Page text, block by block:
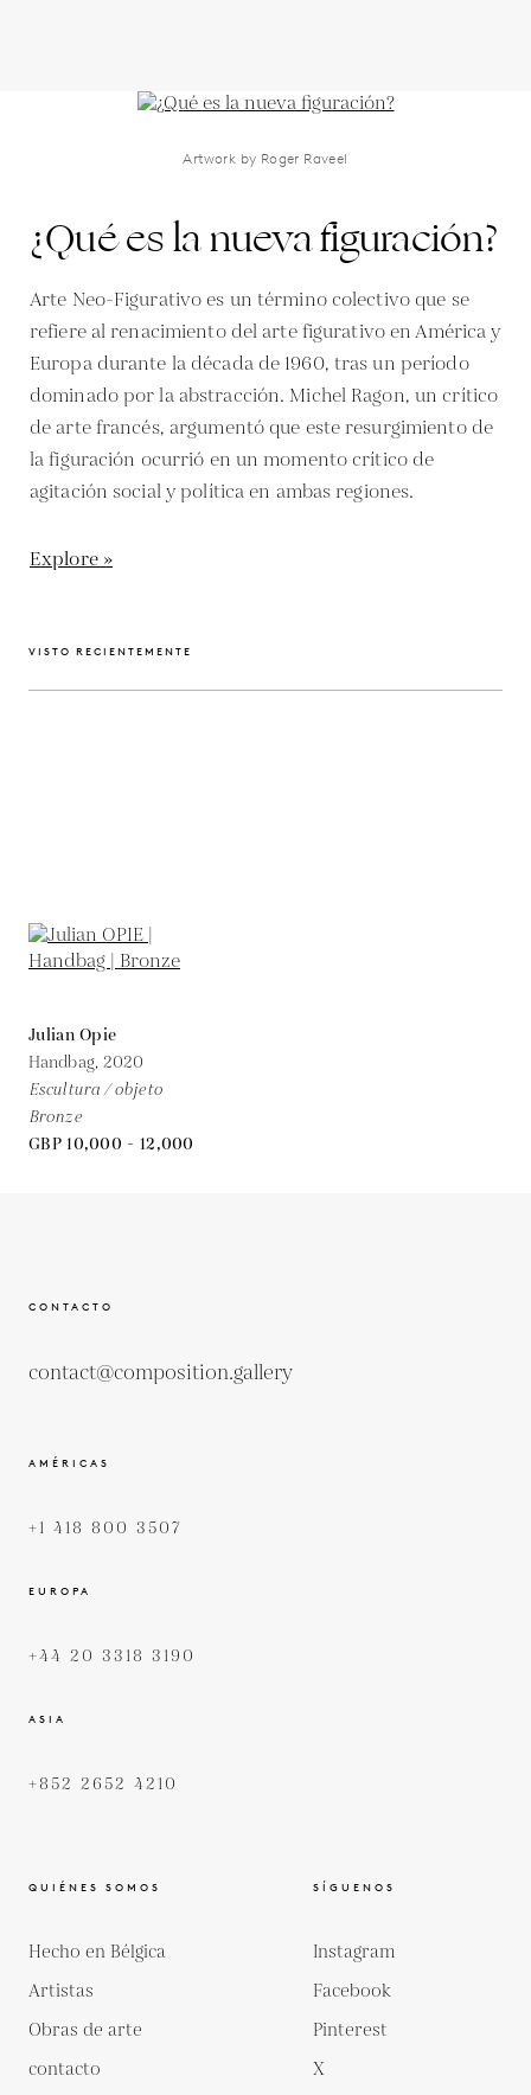
Artwork by Roger Raveel
¿Qué es la nueva figuración?
Arte Neo-Figurativo es un término colectivo que se
refiere al renacimiento del arte figurativo en América y
Europa durante la década de 1960, tras un período
dominado por la abstracción. Michel Ragon, un crítico
de arte francés, argumentó que este resurgimiento de
la figuración ocurrió en un momento crítico de
agitación social y política en ambas regiones.
Explore »
VISTO RECIENTEMENTE
Julian Opie
Handbag, 2020
Escultura / objeto
Bronze
GBP 10,000 - 12,000
CONTACTO
contact@composition.gallery
AMÉRICAS
+1 418 800 3507
EUROPA
+44 20 3318 3190
ASIA
+852 2652 4210
QUIÉNES SOMOS
Hecho en Bélgica
Artistas
Obras de arte
contacto
SÍGUENOS
Instagram
Facebook
Pinterest
X